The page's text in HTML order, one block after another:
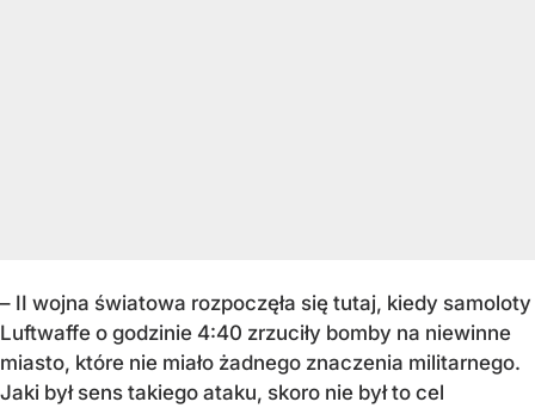
– II wojna światowa rozpoczęła się tutaj, kiedy samoloty
Luftwaffe o godzinie 4:40 zrzuciły bomby na niewinne
miasto, które nie miało żadnego znaczenia militarnego.
Jaki był sens takiego ataku, skoro nie był to cel